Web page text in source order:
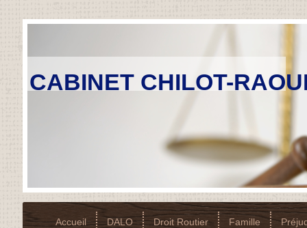
CABINET CHILOT-
Accueil DALO Droit Routier Famille